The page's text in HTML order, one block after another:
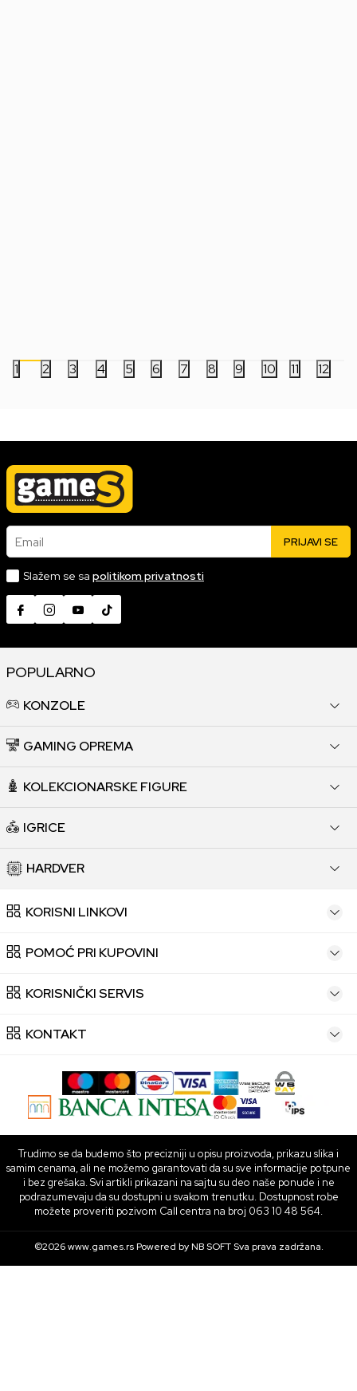
1 2 3 4 5 6 7 8 9 10 11 12
Email PRIJAVI SE
Slažem se sa politikom privatnosti
POPULARNO
KONZOLE
GAMING OPREMA
KOLEKCIONARSKE FIGURE
IGRICE
HARDVER
KORISNI LINKOVI
POMOĆ PRI KUPOVINI
KORISNIČKI SERVIS
KONTAKT
Trudimo se da budemo što precizniji u opisu proizvoda, prikazu slika i
samim cenama, ali ne možemo garantovati da su sve informacije potpune
i bez grešaka. Svi artikli prikazani na sajtu su deo naše ponude i ne
podrazumevaju da su dostupni u svakom trenutku. Dostupnost robe
možete proveriti pozivom Call centra na broj 063 10 48 564.
©2026www.games.rs Powered byNB SOFTSva prava zadržana.